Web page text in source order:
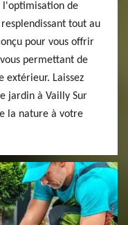
l'optimisation de
tout au
pour vous offrir
permettant de
extérieur. Laissez
jardin à Vailly Sur
la nature à votre